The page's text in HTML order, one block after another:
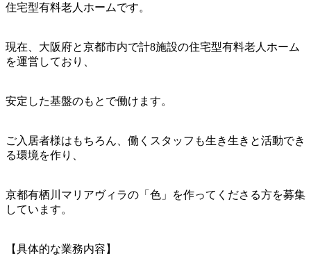
住宅型有料老人ホームです。
現在、大阪府と京都市内で計8施設の住宅型有料老人ホーム
を運営しており、
安定した基盤のもとで働けます。
ご入居者様はもちろん、働くスタッフも生き生きと活動でき
る環境を作り、
京都有栖川マリアヴィラの「色」を作ってくださる方を募集
しています。
【具体的な業務内容】